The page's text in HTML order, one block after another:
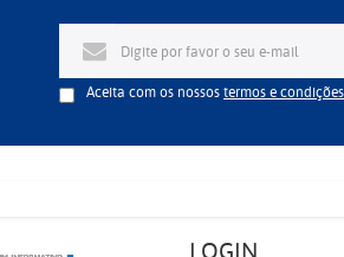
Aceita com os nossostermos e condições